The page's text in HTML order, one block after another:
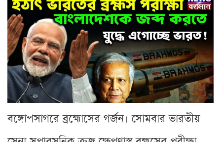
বঙ্গোপসাগরে ব্রহ্মোসের গর্জন। সোমবার ভারতীয়